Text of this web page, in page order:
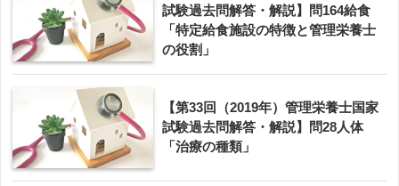
試験過去問解答・解説】問164給食
「特定給食施設の特徴と管理栄養士
の役割」
【第33回（2019年）管理栄養士国家
試験過去問解答・解説】問28人体
「治療の種類」